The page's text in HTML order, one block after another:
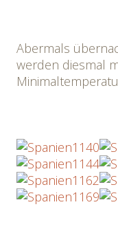
Abermals
werden diesmal